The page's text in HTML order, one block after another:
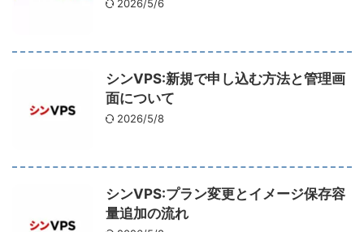
2026/5/6
シンVPS:新規で申し込む方法と管理画
面について
2026/5/8
シンVPS:プラン変更とイメージ保存容
量追加の流れ